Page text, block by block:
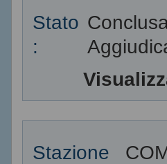
Stato
:
Stazione